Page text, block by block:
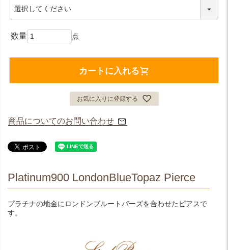
カートに入れる
お気に入りに登録する
商品についてのお問い合わせ
Platinum900 LondonBlueTopaz Pierce
プラチナの地金にロンドンブルートパーズを合わせたピアスで
す。